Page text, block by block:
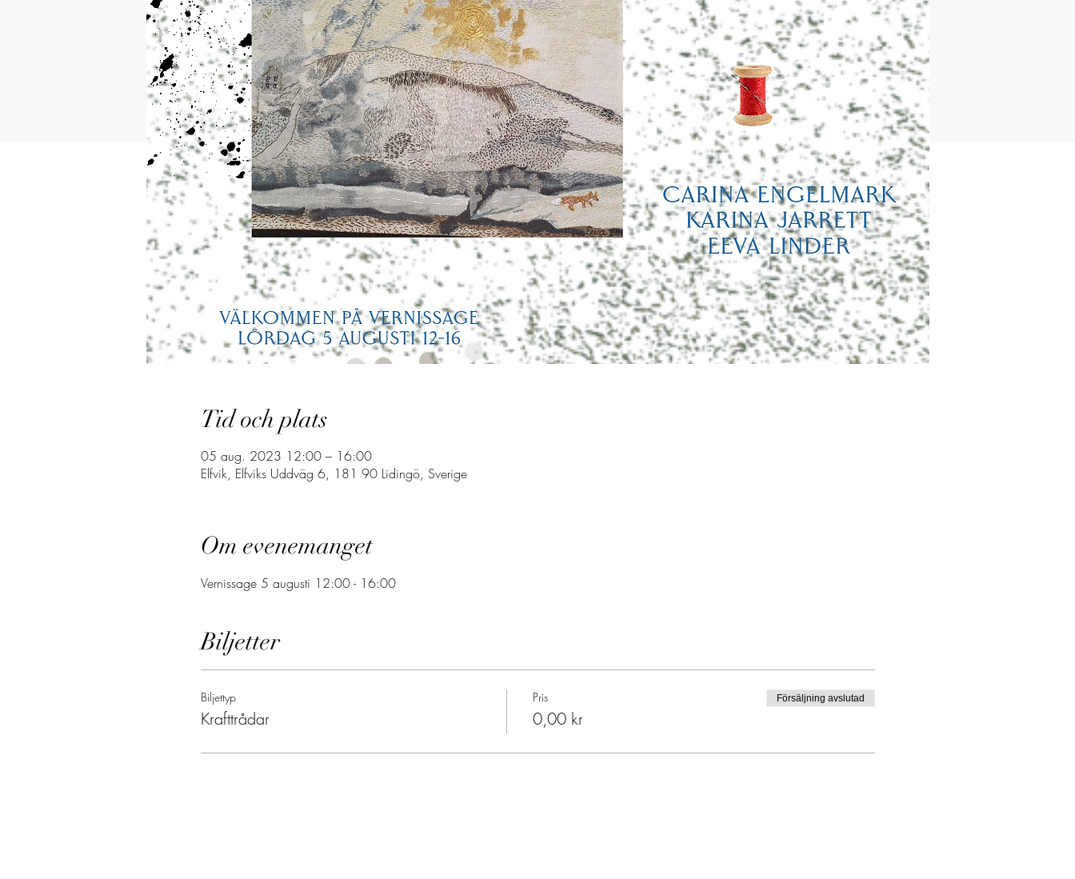
Tid och plats
05 aug. 2023 12:00 – 16:00
Elfvik, Elfviks Uddväg 6, 181 90 Lidingö, Sverige
Om evenemanget
Vernissage 5 augusti 12:00 - 16:00
Biljetter
Biljettyp
Krafttrådar
Pris
0,00 kr
Försäljning avslutad